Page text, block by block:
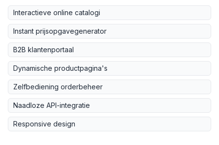
Interactieve online catalogi
Instant prijsopgavegenerator
B2B klantenportaal
Dynamische productpagina's
Zelfbediening orderbeheer
Naadloze API-integratie
Responsive design